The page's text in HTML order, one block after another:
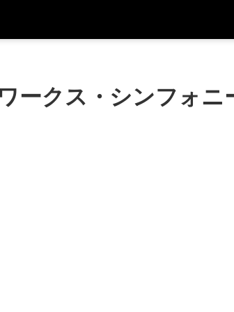
SGD
シンガポールドル
한국어
ークス・シンフォニ